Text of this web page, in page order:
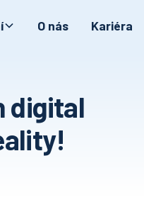
O nás Kariéra
digital